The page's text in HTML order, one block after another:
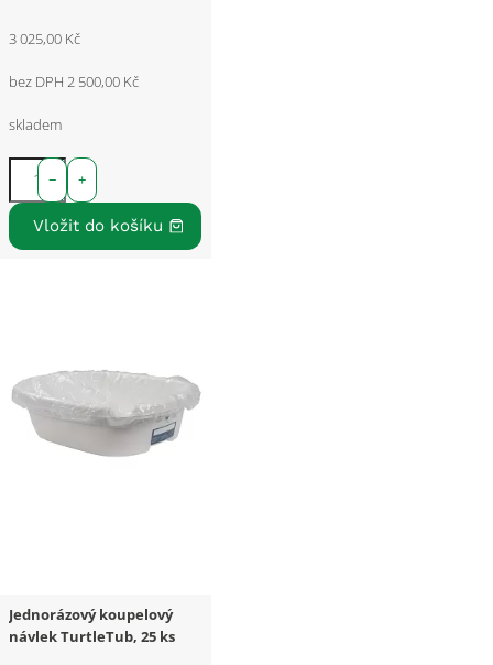
3 025,00 Kč
bez DPH 2 500,00 Kč
skladem
+
−
Jednorázový koupelový
návlek TurtleTub, 25 ks